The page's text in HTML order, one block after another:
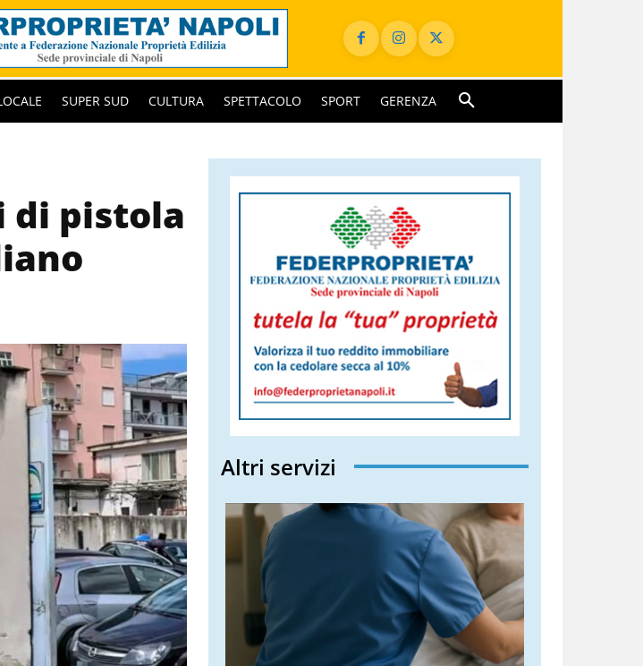
SUPER SUD CULTURA SPETTACOLO SPORT GERENZA
di pistola
Altri servizi